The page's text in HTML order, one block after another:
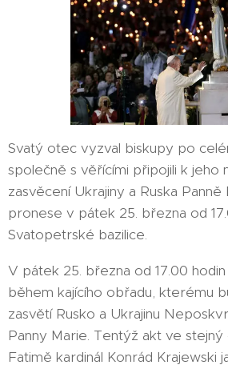
Svatý otec vyzval biskupy po
společně s věřícími připojili k jeho
zasvěcení Ukrajiny a Ruska
pronese v pátek 25. března od
Svatopetrské bazilice.
V pátek 25. března od 17.00
během kajícího obřadu, kterému
zasvětí Rusko a Ukrajinu
Panny Marie. Tentýž akt ve
Fatimě kardinál Konrád Krajewski